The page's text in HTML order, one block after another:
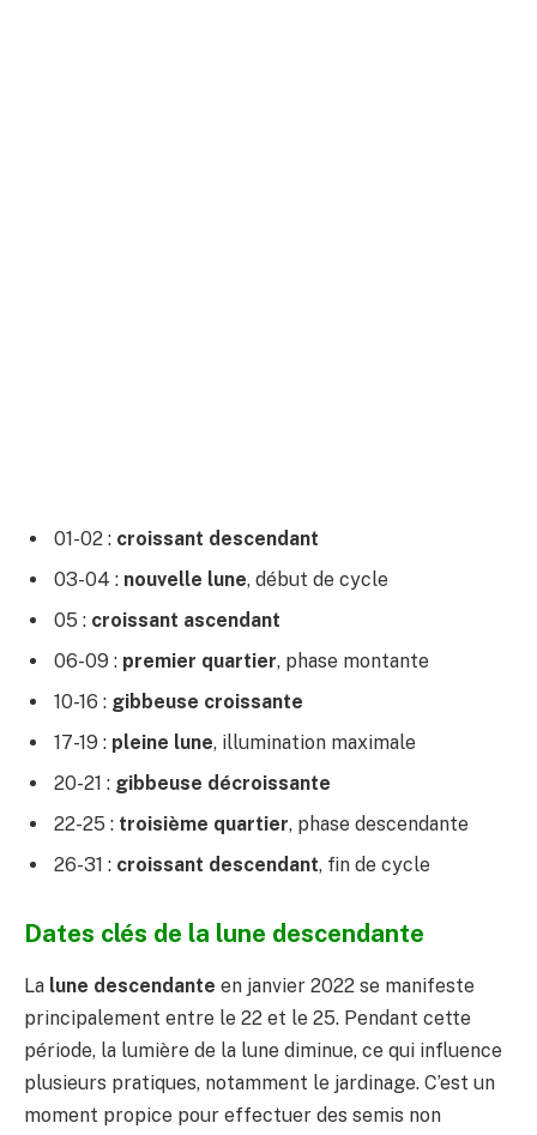
01-02 : croissant descendant
03-04 : nouvelle lune, début de cycle
05 : croissant ascendant
06-09 : premier quartier, phase montante
10-16 : gibbeuse croissante
17-19 : pleine lune, illumination maximale
20-21 : gibbeuse décroissante
22-25 : troisième quartier, phase descendante
26-31 : croissant descendant, fin de cycle
Dates clés de la lune descendante
La lune descendante en janvier 2022 se manifeste
principalement entre le 22 et le 25. Pendant cette
période, la lumière de la lune diminue, ce qui influence
plusieurs pratiques, notamment le jardinage. C’est un
moment propice pour effectuer des semis non